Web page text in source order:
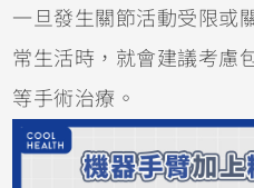
一旦發生關節活動受限或
常生活時，就會建議考慮
等手術治療。